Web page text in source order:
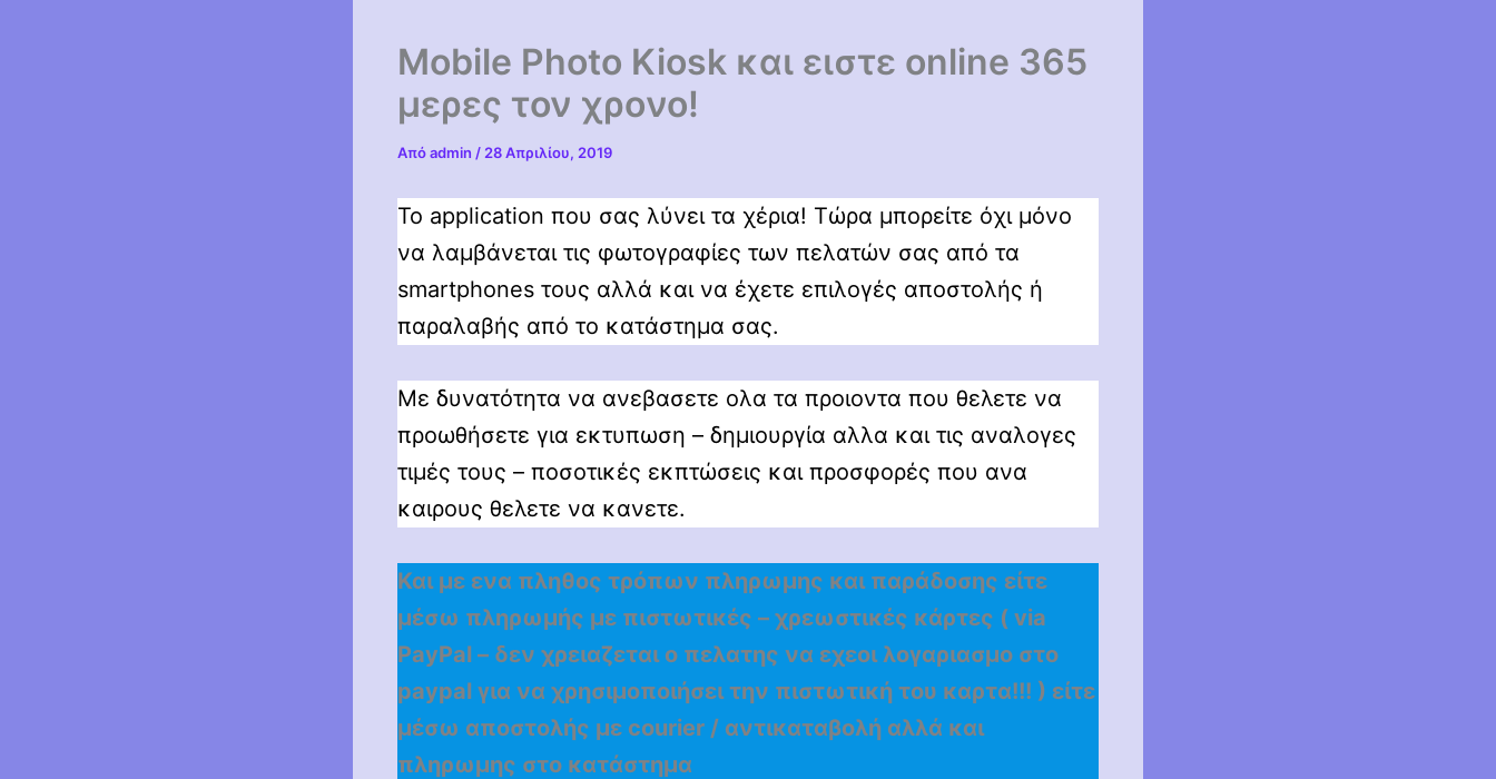
Mobile Photο Kiosk και ειστε online 365
μερες τον χρoνο!
Απόadmin / 28 Απριλίου, 2019
Το application που σας λύνει τα χέρια! Τώρα μπορείτε όχι μόνο
να λαμβάνεται τις φωτογραφίες των πελατών σας από τα
smartphones τους αλλά και να έχετε επιλογές αποστολής ή
παραλαβής από το κατάστημα σας.
Με δυνατότητα να ανεβασετε ολα τα προιοντα που θελετε να
προωθήσετε για εκτυπωση – δημιουργία αλλα και τις αναλογες
τιμές τους – ποσοτικές εκπτώσεις και προσφορές που ανα
καιρους θελετε να κανετε.
Και με ενα πληθος τρόπων πληρωμης και παράδοσης είτε
μέσω πληρωμής με πιστωτικές – χρεωστικές κάρτες ( via
PayPal – δεν χρειαζεται ο πελατης να εχεοι λογαριασμο στο
paypal για να χρησιμοποιήσει την πιστωτική του καρτα!!! ) είτε
μέσω αποστολής με courier / αντικαταβολή αλλά και
πληρωμης στο κατάστημα